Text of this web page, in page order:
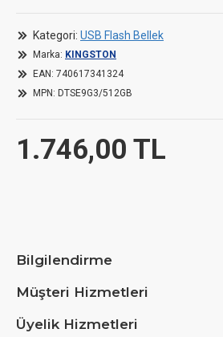
1.746,00 TL
Kategori: USB Flash Bellek
Marka: KINGSTON
EAN: 740617341324
MPN: DTSE9G3/512GB
Bilgilendirme
Müşteri Hizmetleri
Üyelik Hizmetleri